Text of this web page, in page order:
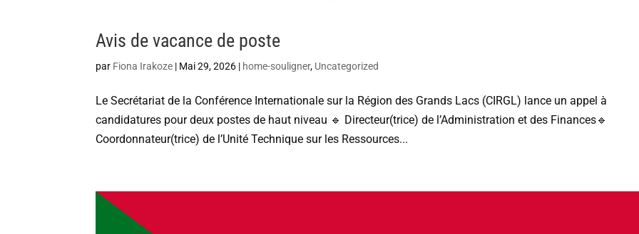
Avis de vacance de poste
par Fiona Irakoze | Mai 29, 2026 | home-souligner, Uncategorized
Le Secrétariat de la Conférence Internationale sur la Région des Grands Lacs (CIRGL) lance un appel à
candidatures pour deux postes de haut niveau 🔹 Directeur(trice) de l’Administration et des Finances🔹
Coordonnateur(trice) de l’Unité Technique sur les Ressources...